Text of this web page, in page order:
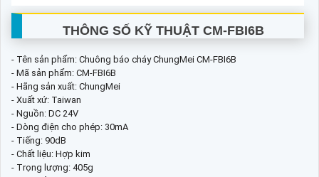
THÔNG SỐ KỸ THUẬT CM-FBI6B
- Tên sản phẩm: Chuông báo cháy ChungMei CM-FBI6B
- Mã sản phẩm: CM-FBI6B
- Hãng sản xuất: ChungMei
- Xuất xứ: Taiwan
- Nguồn: DC 24V
- Dòng điện cho phép: 30mA
- Tiếng: 90dB
- Chất liệu: Hợp kim
- Trọng lượng: 405g